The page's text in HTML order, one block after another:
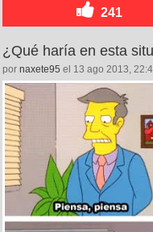
241
¿Qué haría en esta
por naxete95 el 13 ago 2013,